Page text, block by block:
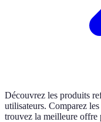
Découvrez les produits
utilisateurs. Comparez
trouvez la meilleure offre